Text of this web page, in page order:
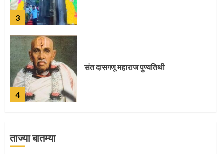
3
4
संत दासगणू महाराज पुण्यतिथी
ताज्या बातम्या